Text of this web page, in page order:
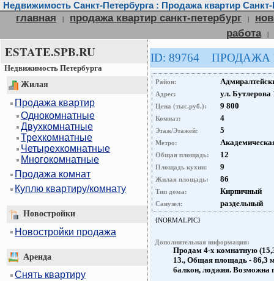
Недвижимость Санкт-Петербурга : Продажа квартир Санкт-
главная | продажа квартир санкт-петербург |
работа
|
ESTATE.SPB.RU
Недвижимость Петербурга
Жилая
Продажа квартир
Однокомнатные
Двухкомнатные
Трехкомнатные
Четырехкомнатные
Многокомнатные
Продажа комнат
Куплю квартиру/комнату
Новостройки
Новостройки продажа
Аренда
Снять квартиру
ID: 89764
Район:
Адрес: ул. Бутлерова
Цена (тыс.руб.): 9 800
Комнат: 4
Этаж/Этажей: 5
Метро:
Общая площадь: 12
Площадь кухни: 9
Жилая площадь: 86
Тип дома: Кирпичный
Санузел: раздельный
{NORMALPIC}
Дополнительная информация:
Продам 4-х комнатную
13., Общая площадь - 86,3
балкон, лоджия. Возможна